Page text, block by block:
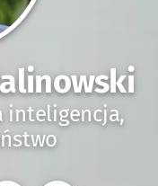
inteligencja,